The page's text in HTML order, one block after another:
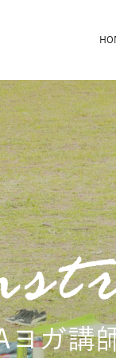
ヨガ講
て
一覧
®通信 ベ
ンダー オ
盤スリムヨガ
®
ベ